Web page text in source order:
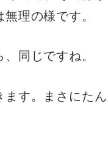
理の様です。
同じですね。
ます。まさにたん